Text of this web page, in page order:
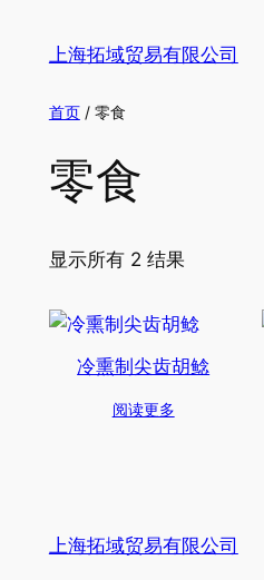
上海拓域贸易有限公司
首页/ 零食
零食
显示所有 2 结果
‌冷熏制尖齿胡鲶
阅读更多
上海拓域贸易有限公司